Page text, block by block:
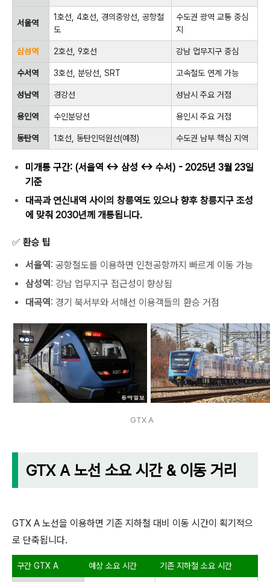
서울역
1호선, 4호선, 경의중앙선, 공항철
도
수도권 광역 교통 중심
지
삼성역 2호선, 9호선 강남 업무지구 중심
수서역 3호선, 분당선, SRT 고속철도 연계 가능
성남역 경강선 성남시 주요 거점
용인역 수인분당선 용인시 주요 거점
동탄역 1호선, 동탄인덕원선(예정) 수도권 남부 핵심 지역
미개통 구간: (서울역 ↔ 삼성 ↔ 수서) - 2025년 3월 23일
기준
대곡과 연신내역 사이의 창릉역도 있으나 향후 창릉지구 조성
에 맞춰 2030년께 개통됩니다.
✅ 환승 팁
서울역: 공항철도를 이용하면 인천공항까지 빠르게 이동 가능
삼성역: 강남 업무지구 접근성이 향상됨
대곡역: 경기 북서부와 서해선 이용객들의 환승 거점
GTX A
GTX A 노선 소요 시간 & 이동 거리
GTX A 노선을 이용하면 기존 지하철 대비 이동 시간이 획기적으
로 단축됩니다.
구간 GTX A 예상 소요 시간 기존 지하철 소요 시간